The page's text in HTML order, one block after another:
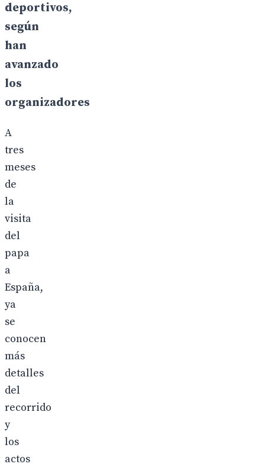
deportivos,
según
han
avanzado
los
organizadores
A
tres
meses
de
la
visita
del
papa
a
España,
ya
se
conocen
más
detalles
del
recorrido
y
los
actos